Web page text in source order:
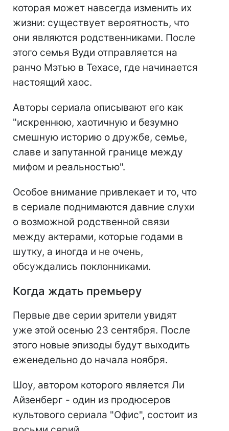
которая может навсегда изменить их
жизни: существует вероятность, что
они являются родственниками. После
этого семья Вуди отправляется на
ранчо Мэтью в Техасе, где начинается
настоящий хаос.
Авторы сериала описывают его как
"искреннюю, хаотичную и безумно
смешную историю о дружбе, семье,
славе и запутанной границе между
мифом и реальностью".
Особое внимание привлекает и то, что
в сериале поднимаются давние слухи
о возможной родственной связи
между актерами, которые годами в
шутку, а иногда и не очень,
обсуждались поклонниками.
Когда ждать премьеру
Первые две серии зрители увидят
уже этой осенью 23 сентября. После
этого новые эпизоды будут выходить
еженедельно до начала ноября.
Шоу, автором которого является Ли
Айзенберг - один из продюсеров
культового сериала "Офис", состоит из